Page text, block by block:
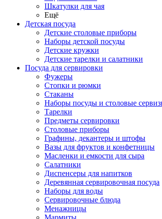
Шкатулки для чая
Ещё
Детская посуда
Детские столовые приборы
Наборы детской посуды
Детские кружки
Детские тарелки и салатники
Посуда для сервировки
Фужеры
Стопки и рюмки
Стаканы
Наборы посуды и столовые
Тарелки
Предметы сервировки
Столовые приборы
Графины, декантеры и штофы
Вазы для фруктов и конфетницы
Масленки и емкости для сыра
Салатники
Диспенсеры для напитков
Деревянная сервировочная посуда
Наборы для воды
Сервировочные блюда
Менажницы
Мармиты